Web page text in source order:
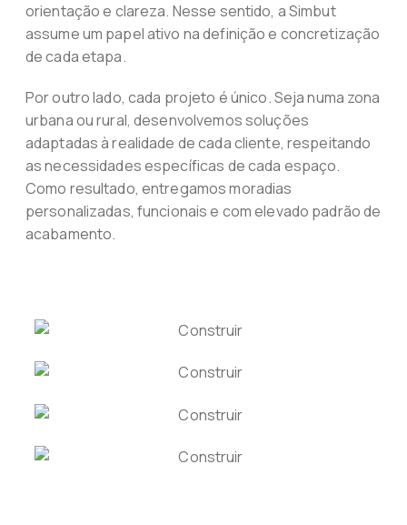
orientação e clareza. Nesse sentido, a Simbut
assume um papel ativo na definição e concretização
de cada etapa.
Por outro lado, cada projeto é único. Seja numa zona
urbana ou rural, desenvolvemos soluções
adaptadas à realidade de cada cliente, respeitando
as necessidades específicas de cada espaço.
Como resultado, entregamos moradias
personalizadas, funcionais e com elevado padrão de
acabamento.